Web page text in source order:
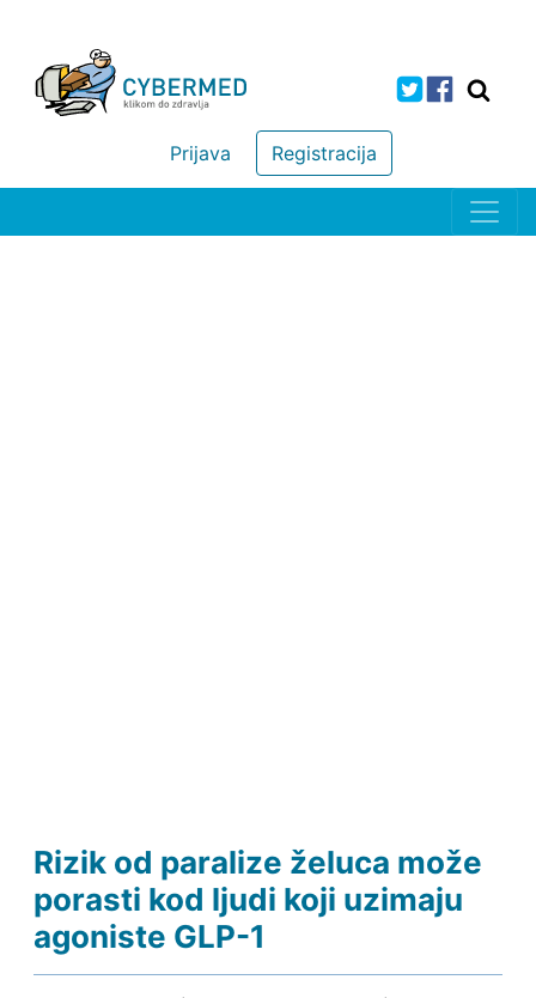
Registracija
Prijava
Rizik od paralize želuca može
porasti kod ljudi koji uzimaju
agoniste GLP-1